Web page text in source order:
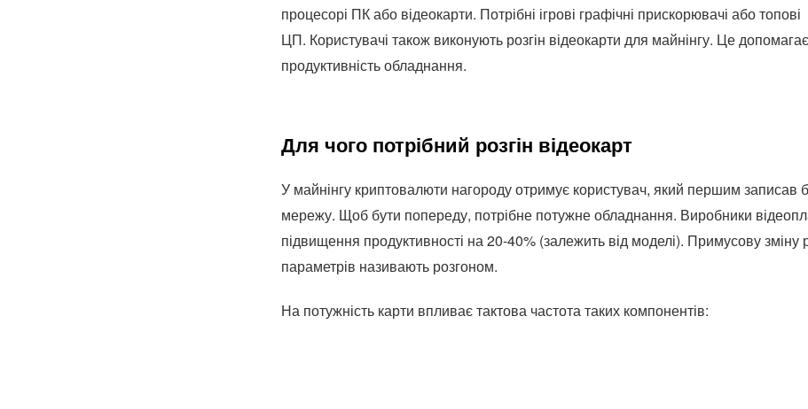
процесорі ПК або відеокарти. Потрібні ігрові графічні прискорювачі або топові
ЦП. Користувачі також виконують розгін відеокарти для майнінгу. Це
продуктивність обладнання.
Для чого потрібний розгін відеокарт
У майнінгу криптовалюти нагороду отримує користувач, який першим записав
мережу. Щоб бути попереду, потрібне потужне обладнання. Виробники
підвищення продуктивності на 20-40% (залежить від моделі). Примусову зміну
параметрів називають розгоном.
На потужність карти впливає тактова частота таких компонентів: